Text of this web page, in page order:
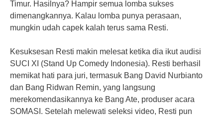
Timur. Hasilnya? Hampir semua lomba sukses
dimenangkannya. Kalau lomba punya perasaan,
mungkin udah capek kalah terus sama Resti.
Kesuksesan Resti makin melesat ketika dia ikut audisi
SUCI XI (Stand Up Comedy Indonesia). Resti berhasil
memikat hati para juri, termasuk Bang David Nurbianto
dan Bang Ridwan Remin, yang langsung
merekomendasikannya ke Bang Ate, produser acara
SOMASI. Setelah melewati seleksi video, Resti pun